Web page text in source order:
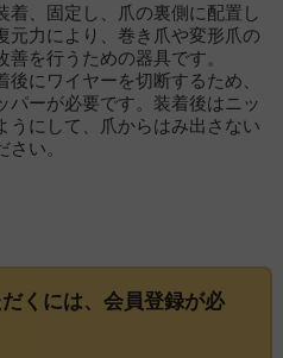
着、固定し、爪の裏側に配置し
元力により、巻き爪や変形爪の
を行うための器具です。
にワイヤーを切断するため、
パーが必要です。装着後はニッ
うにして、爪からはみ出さない
い。
くには、 会員登録が必